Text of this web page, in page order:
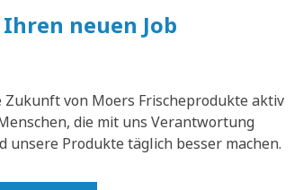
Ihren neuen Job
Zukunft von Moers Frischeprodukte aktiv
die mit uns Verantwortung
unsere Produkte täglich besser machen.